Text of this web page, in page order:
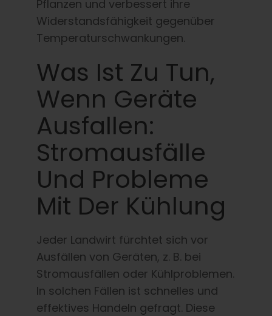
Pflanzen und verbessert ihre
Widerstandsfähigkeit gegenüber
Temperaturschwankungen.
Was Ist Zu Tun,
Wenn Geräte
Ausfallen:
Stromausfälle
Und Probleme
Mit Der Kühlung
Jeder Landwirt fürchtet sich vor
Ausfällen von Geräten, z. B. bei
Stromausfällen oder Kühlproblemen.
In solchen Fällen ist schnelles und
effektives Handeln gefragt. Diese